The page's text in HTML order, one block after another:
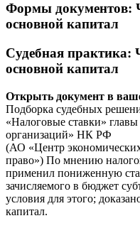
Формы документов:
основной капитал
Судебная практика:
основной капитал
Открыть документ в
Подборка судебных
«Налоговые ставки»
организаций» НК РФ
(АО «Центр
право») По мнению
применил пониженную
зачисляемого в бюджет
условия для этого;
капитал.